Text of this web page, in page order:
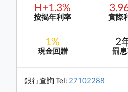
H+1.3%
按揭年利率 實際
1%
現金回贈
2
罰
銀行查詢 Tel: 27102288